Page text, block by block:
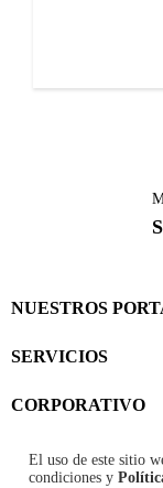
NUESTROS
SERVICIOS
CORPORATIVO
El uso de este sitio
condiciones y